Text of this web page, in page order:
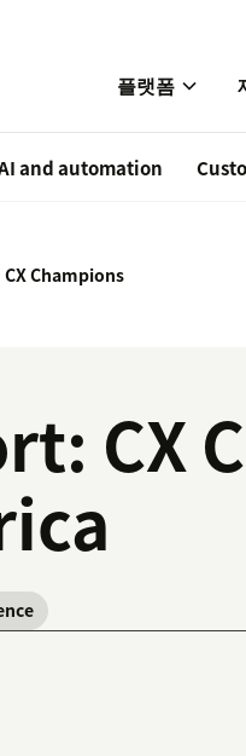
플랫폼
and automation
CX Champions
CX